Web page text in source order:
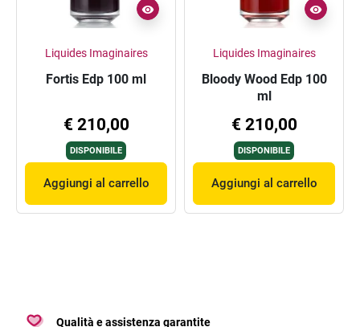
Liquides Imaginaires
Fortis Edp 100 ml
€ 210,00
DISPONIBILE
Aggiungi al carrello
Liquides Imaginaires
Bloody Wood Edp 100
ml
€ 210,00
DISPONIBILE
Aggiungi al carrello
Qualità e assistenza garantite